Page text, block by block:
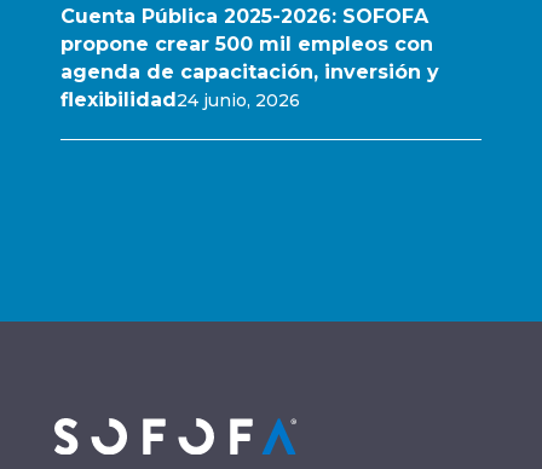
Cuenta Pública 2025-2026: SOFOFA
propone crear 500 mil empleos con
agenda de capacitación, inversión y
flexibilidad24 junio, 2026